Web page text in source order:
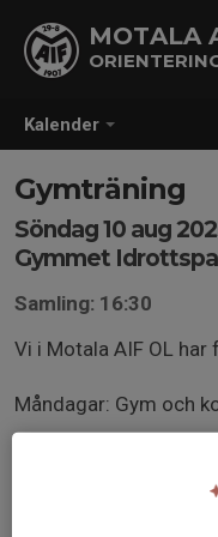
Kalender
MOTALA
Gymträning
Söndag 10 aug
Gymmet
Samling: 16:30
Vi i Motala AIF OL
Måndagar: Gym och
Onsdagar: Gym och
Torsdagar: Gym och